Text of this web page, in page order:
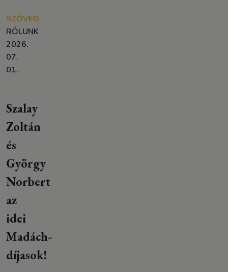
SZÖVEG
RÓLUNK
2026.
07.
01.
Szalay
Zoltán
és
György
Norbert
az
idei
Madách-
díjasok!